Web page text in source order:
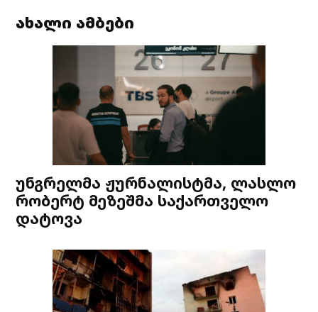
ახალი ამბები
უნგრელმა ჟურნალისტმა, ლასლო
რობერტ მეზეშმა საქართველო
დატოვა